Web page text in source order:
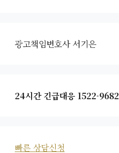
광고책임변호사 서기은
24시간 긴급대응 1522-9682
빠른 상담신청